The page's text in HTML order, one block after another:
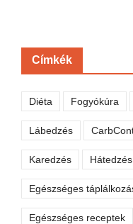
Címkék
Diéta Fogyókúra
Lábedzés
Karedzés Hátedzés
Egészséges
Egészséges receptek